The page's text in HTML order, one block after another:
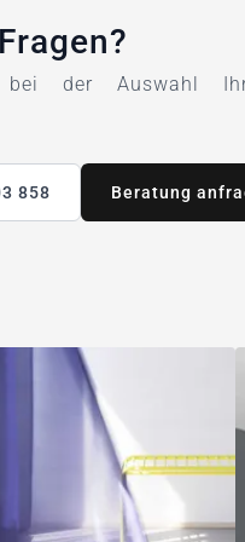
der Auswahl
858 Beratung